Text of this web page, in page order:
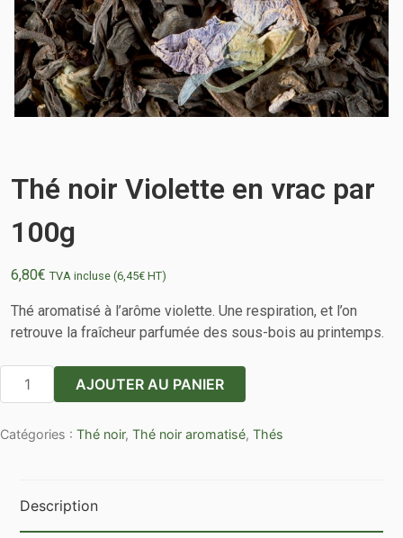
Thé noir Violette en vrac par
100g
6,80€ TVA incluse (6,45€ HT)
Thé aromatisé à l’arôme violette. Une respiration, et l’on
retrouve la fraîcheur parfumée des sous-bois au printemps.
quantité
de
noir
vrac
par
AJOUTER AU PANIER
Catégories : Thé noir, Thé noir aromatisé, Thés
Description